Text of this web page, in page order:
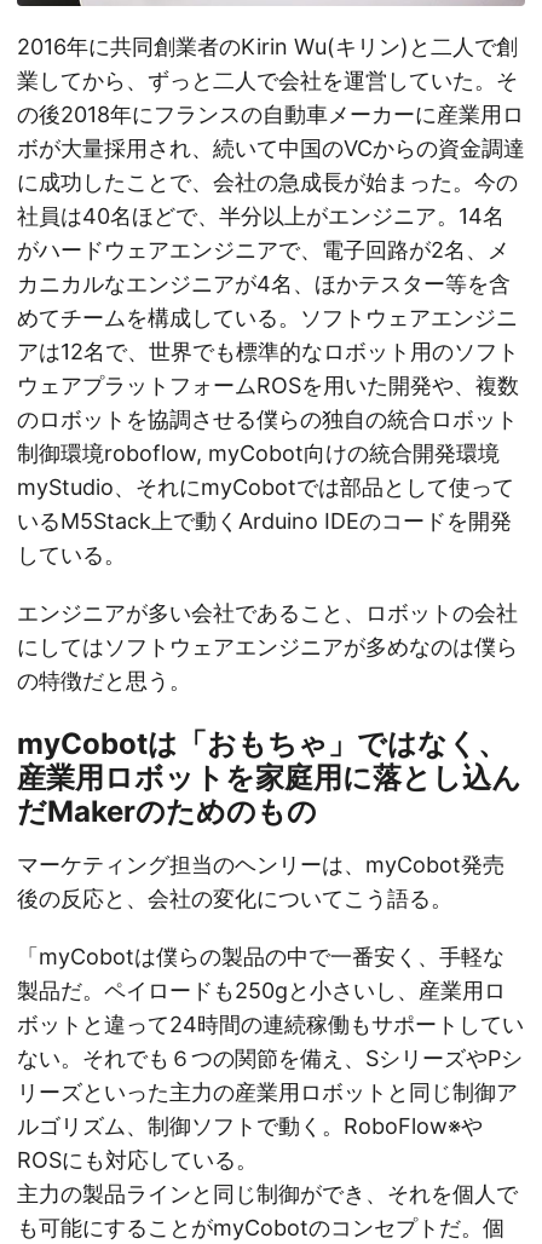
2016年に共同創業者のKirin Wu(キリン)と二人で創
業してから、ずっと二人で会社を運営していた。そ
の後2018年にフランスの自動車メーカーに産業用ロ
ボが大量採用され、続いて中国のVCからの資金調達
に成功したことで、会社の急成長が始まった。今の
社員は40名ほどで、半分以上がエンジニア。14名
がハードウェアエンジニアで、電子回路が2名、メ
カニカルなエンジニアが4名、ほかテスター等を含
めてチームを構成している。ソフトウェアエンジニ
アは12名で、世界でも標準的なロボット用のソフト
ウェアプラットフォームROSを用いた開発や、複数
のロボットを協調させる僕らの独自の統合ロボット
制御環境roboflow, myCobot向けの統合開発環境
myStudio、それにmyCobotでは部品として使って
いるM5Stack上で動くArduino IDEのコードを開発
している。
エンジニアが多い会社であること、ロボットの会社
にしてはソフトウェアエンジニアが多めなのは僕ら
の特徴だと思う。
myCobotは「おもちゃ」ではなく、
産業用ロボットを家庭用に落とし込ん
だMakerのためのもの
マーケティング担当のヘンリーは、myCobot発売
後の反応と、会社の変化についてこう語る。
「myCobotは僕らの製品の中で一番安く、手軽な
製品だ。ペイロードも250gと小さいし、産業用ロ
ボットと違って24時間の連続稼働もサポートしてい
ない。それでも６つの関節を備え、SシリーズやPシ
リーズといった主力の産業用ロボットと同じ制御ア
ルゴリズム、制御ソフトで動く。RoboFlow※や
ROSにも対応している。
主力の製品ラインと同じ制御ができ、それを個人で
も可能にすることがmyCobotのコンセプトだ。個